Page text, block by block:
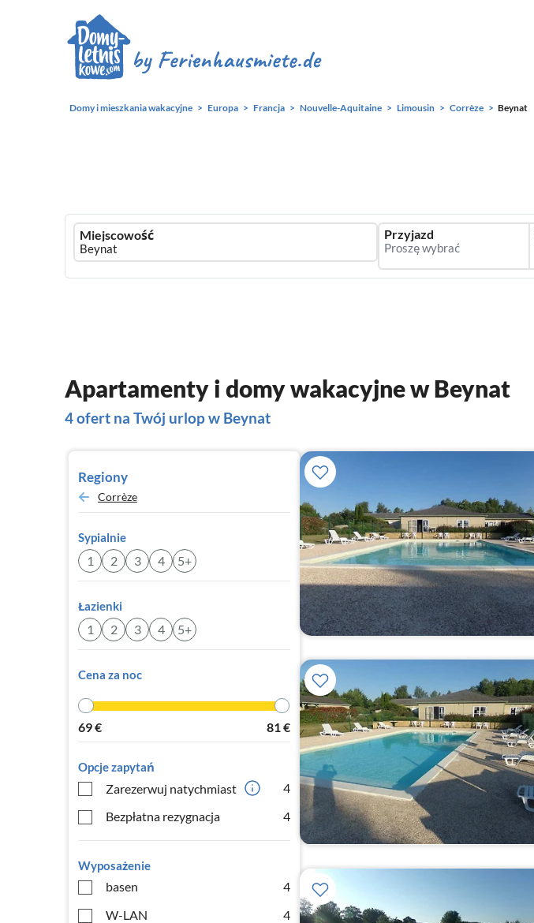
Domy i mieszkania wakacyjne Europa Francja Nouvelle-Aquitaine Limousin Corrèze Beynat
Ferienhausmiete
logo
Miejscowość Przyjazd
Apartamenty i domy wakacyjne w Beynat
4 ofert na Twój urlop w Beynat
Regiony
Corrèze
Sypialnie
1 2 3 4 5+
Łazienki
1 2 3 4 5+
Cena za noc
69€ 81€
Opcje zapytań
Zarezerwuj natychmiast
4
Bezpłatna rezygnacja
4
Wyposażenie
basen
4
W-LAN
4